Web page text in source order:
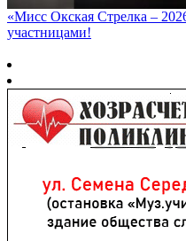
«Мисс Окская Стрелка –
участницами!